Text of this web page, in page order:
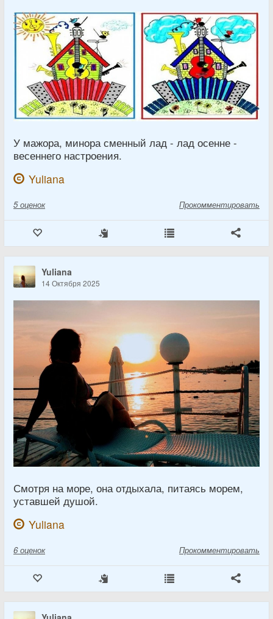
У мажора, минора сменный лад - лад осенне -
весеннего настроения.
Yuliana
5 оценок Прокомментировать
Yuliana
14 Октября 2025
Смотря на море, она отдыхала, питаясь морем,
уставшей душой.
Yuliana
6 оценок Прокомментировать